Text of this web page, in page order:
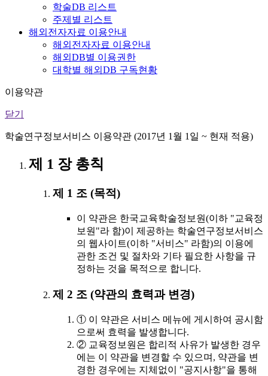
학술DB 리스트
주제별 리스트
해외전자자료 이용안내
해외전자자료 이용안내
해외DB별 이용권한
대학별 해외DB 구독현황
이용약관
닫기
학술연구정보서비스 이용약관 (2017년 1월 1일 ~ 현재 적용)
제 1 장 총칙
제 1 조 (목적)
이 약관은 한국교육학술정보원(이하 "교육정
보원"라 함)이 제공하는 학술연구정보서비스
의 웹사이트(이하 "서비스" 라함)의 이용에
관한 조건 및 절차와 기타 필요한 사항을 규
정하는 것을 목적으로 합니다.
제 2 조 (약관의 효력과 변경)
① 이 약관은 서비스 메뉴에 게시하여 공시함
으로써 효력을 발생합니다.
② 교육정보원은 합리적 사유가 발생한 경우
에는 이 약관을 변경할 수 있으며, 약관을 변
경한 경우에는 지체없이 "공지사항"을 통해